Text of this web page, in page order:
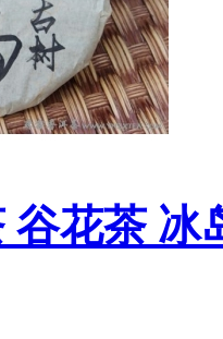
谷花茶 冰